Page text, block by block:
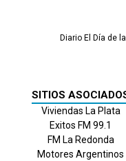
Diario El Día de
SITIOS
Viviendas La Plata
Exitos FM 99.1
FM La Redonda
Motores Argentinos